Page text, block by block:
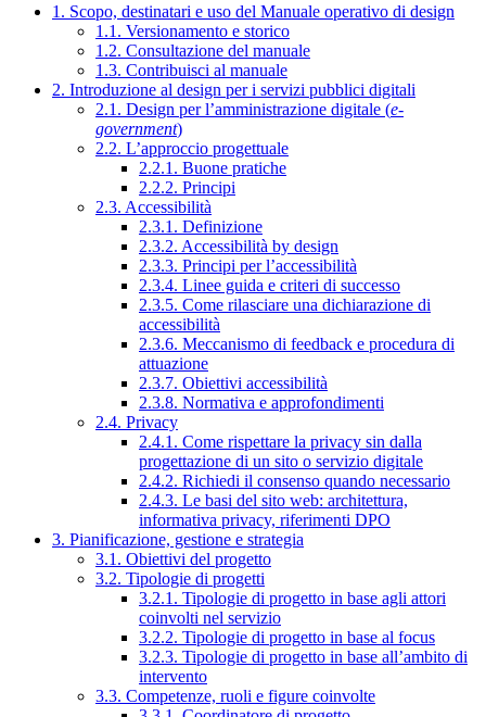
1. Scopo, destinatari e uso del Manuale operativo di design
1.1. Versionamento e storico
1.2. Consultazione del manuale
1.3. Contribuisci al manuale
2. Introduzione al design per i servizi pubblici digitali
2.1. Design per l’amministrazione digitale (e-
government)
2.2. L’approccio progettuale
2.2.1. Buone pratiche
2.2.2. Principi
2.3. Accessibilità
2.3.1. Definizione
2.3.2. Accessibilità by design
2.3.3. Principi per l’accessibilità
2.3.4. Linee guida e criteri di successo
2.3.5. Come rilasciare una dichiarazione di
accessibilità
2.3.6. Meccanismo di feedback e procedura di
attuazione
2.3.7. Obiettivi accessibilità
2.3.8. Normativa e approfondimenti
2.4. Privacy
2.4.1. Come rispettare la privacy sin dalla
progettazione di un sito o servizio digitale
2.4.2. Richiedi il consenso quando necessario
2.4.3. Le basi del sito web: architettura,
informativa privacy, riferimenti DPO
3. Pianificazione, gestione e strategia
3.1. Obiettivi del progetto
3.2. Tipologie di progetti
3.2.1. Tipologie di progetto in base agli attori
coinvolti nel servizio
3.2.2. Tipologie di progetto in base al focus
3.2.3. Tipologie di progetto in base all’ambito di
intervento
3.3. Competenze, ruoli e figure coinvolte